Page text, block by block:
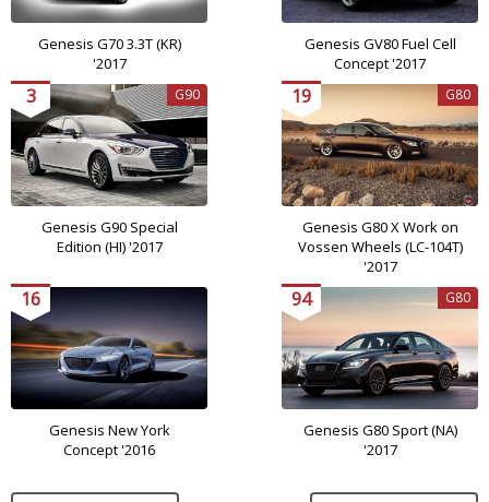
Genesis G70 3.3T (KR)
'2017
Genesis GV80 Fuel Cell
Concept '2017
Genesis G90 Special
Edition (HI) '2017
3 G90
Genesis G80 X Work on
Vossen Wheels (LC-104T)
'2017
19 G80
Genesis New York
Concept '2016
16
Genesis G80 Sport (NA)
'2017
94 G80